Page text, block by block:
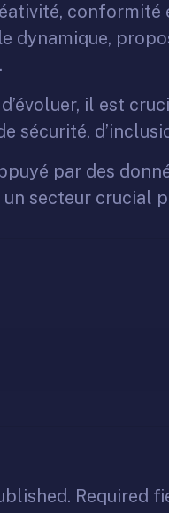
dynamique,
il est
sécurité,
par des
secteur crucial
Required